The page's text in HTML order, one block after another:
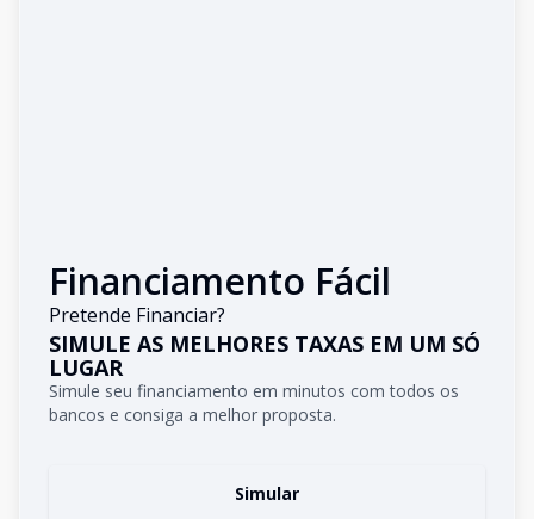
Financiamento Fácil
Pretende Financiar?
SIMULE AS MELHORES TAXAS EM UM SÓ
LUGAR
Simule seu financiamento em minutos com todos os
bancos e consiga a melhor proposta.
Simular